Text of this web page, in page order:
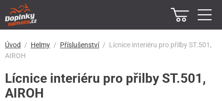
Úvod Helmy Příslušenství
Lícnice interiéru pro přilby ST.501,
AIROH
Lícnice interiéru pro přilby ST.501,
AIROH